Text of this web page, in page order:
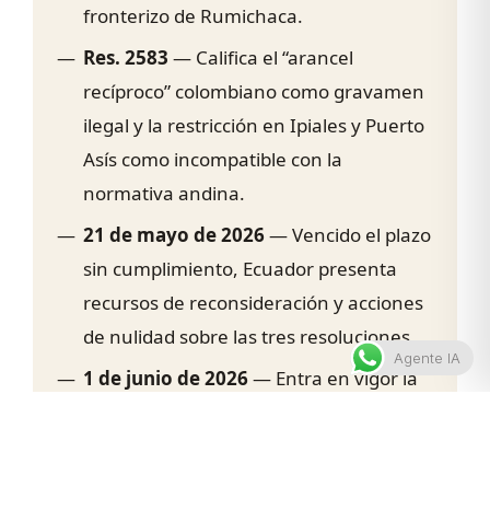
fronterizo de Rumichaca.
Res. 2583 — Califica el “arancel
recíproco” colombiano como gravamen
ilegal y la restricción en Ipiales y Puerto
Asís como incompatible con la
normativa andina.
21 de mayo de 2026— Vencido el plazo
sin cumplimiento, Ecuador presenta
recursos de reconsideración y acciones
de nulidad sobre las tres resoluciones.
1 de junio de 2026— Entra en vigor la
Agente IA